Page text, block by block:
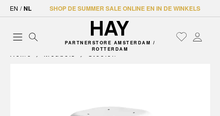
EN / NL SHOP DE SUMMER SALE ONLINE EN IN DE WINKELS
PARTNERSTORE AMSTERDAM /
ROTTERDAM
Home Meubels Stoelen